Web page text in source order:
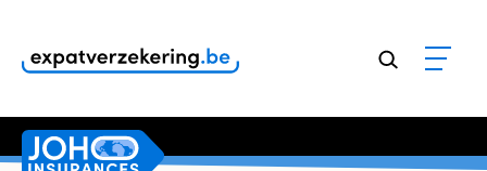
Klanten geven onze dienstverlening een